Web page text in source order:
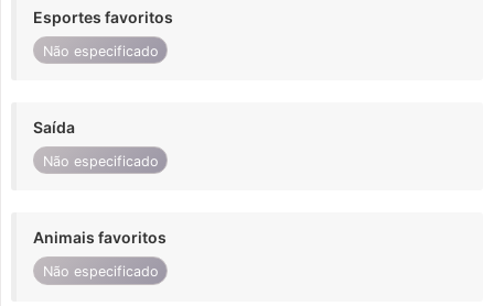
Esportes favoritos
Não especificado
Saída
Não especificado
Animais favoritos
Não especificado